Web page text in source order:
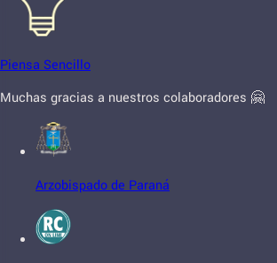
Piensa Sencillo
Muchas gracias a nuestros colaboradores 🤗
Arzobispado de Paraná